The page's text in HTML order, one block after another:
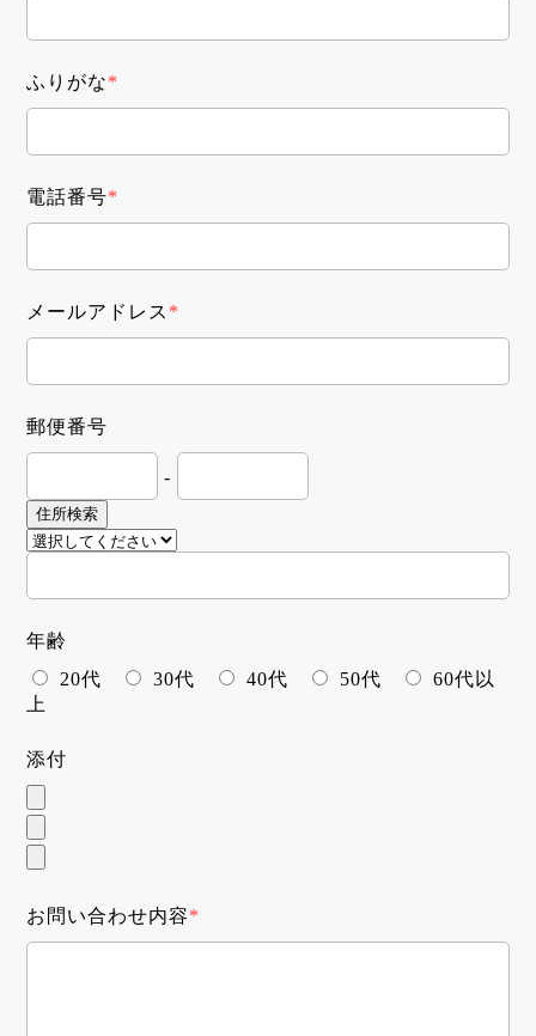
ふりがな*
電話番号*
メールアドレス *
郵便番号
-
住所検索
年齢
20代
30代 40代 50代
60代以
上
添付
お問い合わせ内容*